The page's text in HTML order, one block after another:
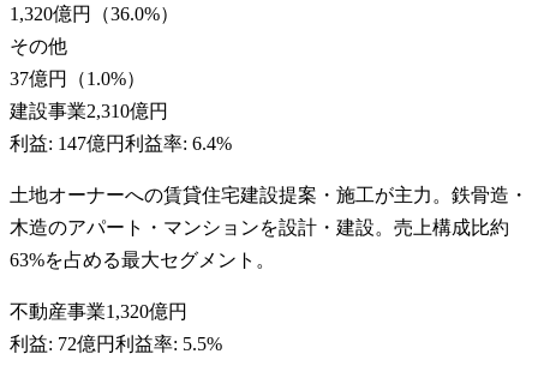
1,320億円 （36.0%）
その他
37億円
（1.0%）
建設事業2,310億円
利益: 147億円利益率: 6.4%
土地オーナーへの賃貸住宅建設提案・施工が主力。鉄骨造・
木造のアパート・マンションを設計・建設。売上構成比約
63%を占める最大セグメント。
不動産事業1,320億円
利益: 72億円利益率: 5.5%